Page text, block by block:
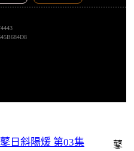
鼕日斜陽煖 第03集
鼕